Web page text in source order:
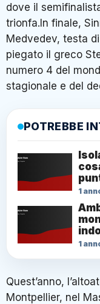
dove il
trionfa.In finale,
Medvedev, testa
piegato il greco
numero 4 del
stagionale e del
POTREBBE
1
1
Quest’anno,
Montpellier, nel